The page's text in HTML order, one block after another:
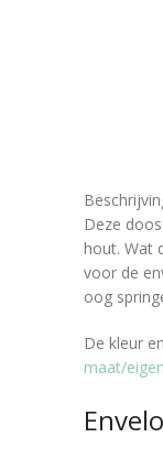
Deze
hout. Wat
voor de
oog
De kleur
maat/